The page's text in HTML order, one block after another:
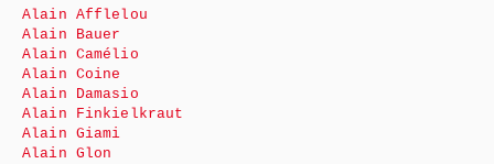
Alain Afflelou
Alain Bauer
Alain Camélio
Alain Coine
Alain Damasio
Alain Finkielkraut
Alain Giami
Alain Glon